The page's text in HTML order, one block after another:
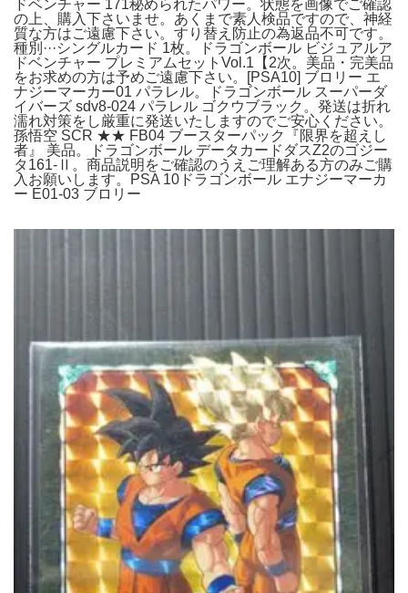
ドベンチャー 171秘められたパワー。状態を画像でご確認
の上、購入下さいませ。あくまで素人検品ですので、神経
質な方はご遠慮下さい。すり替え防止の為返品不可です。
種別···シングルカード 1枚。ドラゴンボール ビジュアルア
ドベンチャー プレミアムセットVol.1【2次。美品・完美品
をお求めの方は予めご遠慮下さい。[PSA10] ブロリー エ
ナジーマーカー01 パラレル。ドラゴンボール スーパーダ
イバーズ sdv8-024 パラレル ゴクウブラック。発送は折れ
濡れ対策をし厳重に発送いたしますのでご安心ください。
孫悟空 SCR ★★ FB04 ブースターパック『限界を超えし
者』 美品。ドラゴンボール データカードダスZ2のゴジー
タ161-Ⅱ。商品説明をご確認のうえご理解ある方のみご購
入お願いします。PSA 10ドラゴンボール エナジーマーカ
ー E01-03 ブロリー